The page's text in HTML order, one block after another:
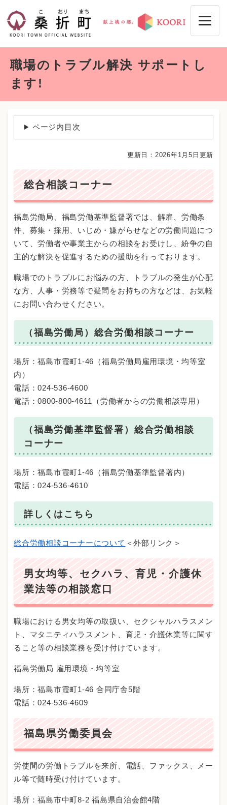
先
職場のトラブル解決 サポートし
ます!
ページ内目次
更新日：2026年1月5日更新
総合相談コーナー
福島労働局、福島労働基準監督署では、解雇、労働条
件、募集・採用、いじめ・嫌がらせなどの労働問題につ
いて、労働者や事業主からの相談をお受けし、紛争の自
主的な解決を促進するための援助を行っております。
職場でのトラブルにお悩みの方、トラブルの発生が心配
な方、人事・労務等で疑問をお持ちの方などは、お気軽
にお問い合わせください。
（福島労働局）総合労働相談コーナー
場所：福島市霞町1-46（福島労働局雇用環境・均等室
内）
電話：024-536-4600
電話：0800-800-4611（労働者からの労働相談専用）
（福島労働基準監督署）総合労働相談
コーナー
場所：福島市霞町1-46（福島労働基準監督署内）
電話：024-536-4610
詳しくはこちら
総合労働相談コーナーについて ＜外部リンク＞
男女均等、セクハラ、育児・介護休
業法等の相談窓口
職場における男女均等の取扱い、セクシャルハラスメン
ト、マタニティハラスメント、育児・介護休業等に関す
ること等の相談業務を受け付けています。
福島労働局 雇用環境・均等室
場所：福島市霞町1-46 合同庁舎5階
電話：024-536-4609
福島県労働委員会
労使間の労働トラブルを来所、電話、ファックス、メー
ル等で随時受け付けています。
場所：福島市中町8-2 福島県自治会館4階